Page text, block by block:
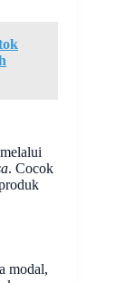
. Cocok
modal,